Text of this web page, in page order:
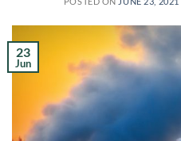
23
Jun